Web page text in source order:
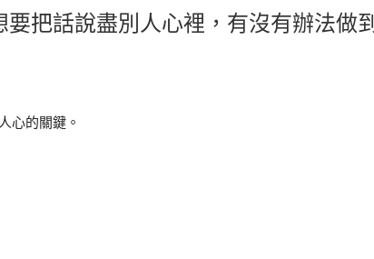
把話說盡別人心裡，有沒有辦法做到
心的關鍵。